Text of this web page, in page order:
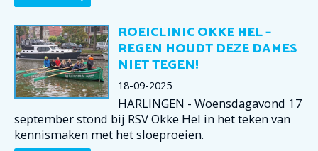
ROEICLINIC OKKE HEL –
REGEN HOUDT DEZE DAMES
NIET TEGEN!
18-09-2025
HARLINGEN - Woensdagavond 17
september stond bij RSV Okke Hel in het teken van
kennismaken met het sloeproeien.